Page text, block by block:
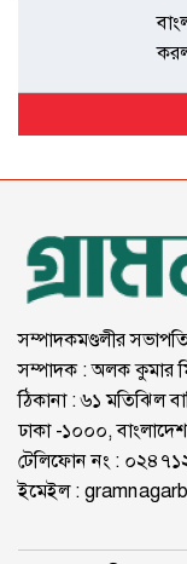
সম্পাদকমণ্ডলীর
সম্পাদক : অলক কুমার
ঠিকানা : ৬১ মতিঝিল
ঢাকা -১০০০, বাংলাদেশ
টেলিফোন নং :
ইমেইল :